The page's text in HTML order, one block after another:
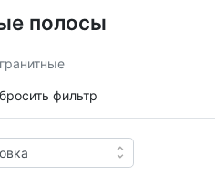
полосы
фильтр